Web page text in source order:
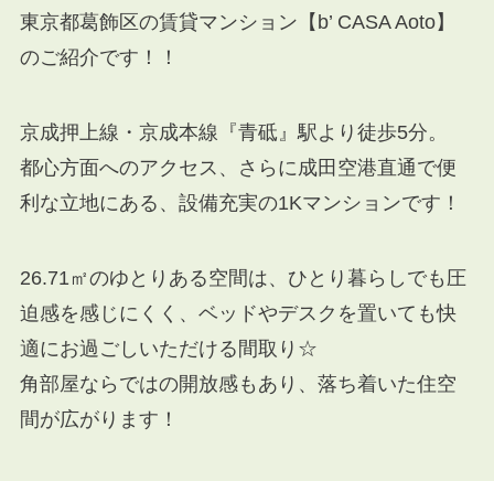
東京都葛飾区の賃貸マンション【b’ CASA Aoto】
のご紹介です！！
京成押上線・京成本線『青砥』駅より徒歩5分。
都心方面へのアクセス、さらに成田空港直通で便
利な立地にある、設備充実の1Kマンションです！
26.71㎡のゆとりある空間は、ひとり暮らしでも圧
迫感を感じにくく、ベッドやデスクを置いても快
適にお過ごしいただける間取り☆
角部屋ならではの開放感もあり、落ち着いた住空
間が広がります！